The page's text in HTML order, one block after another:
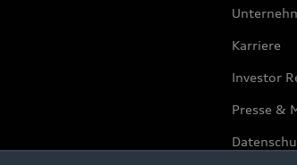
Karriere
Investor
Presse &